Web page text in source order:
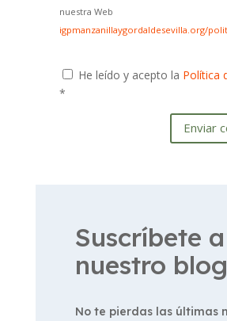
nuestra Web
igpmanzanillaygordaldesevilla.org/
He leído y acepto la Política
*
Enviar
Suscríbete a
nuestro blog
No te pierdas las últimas